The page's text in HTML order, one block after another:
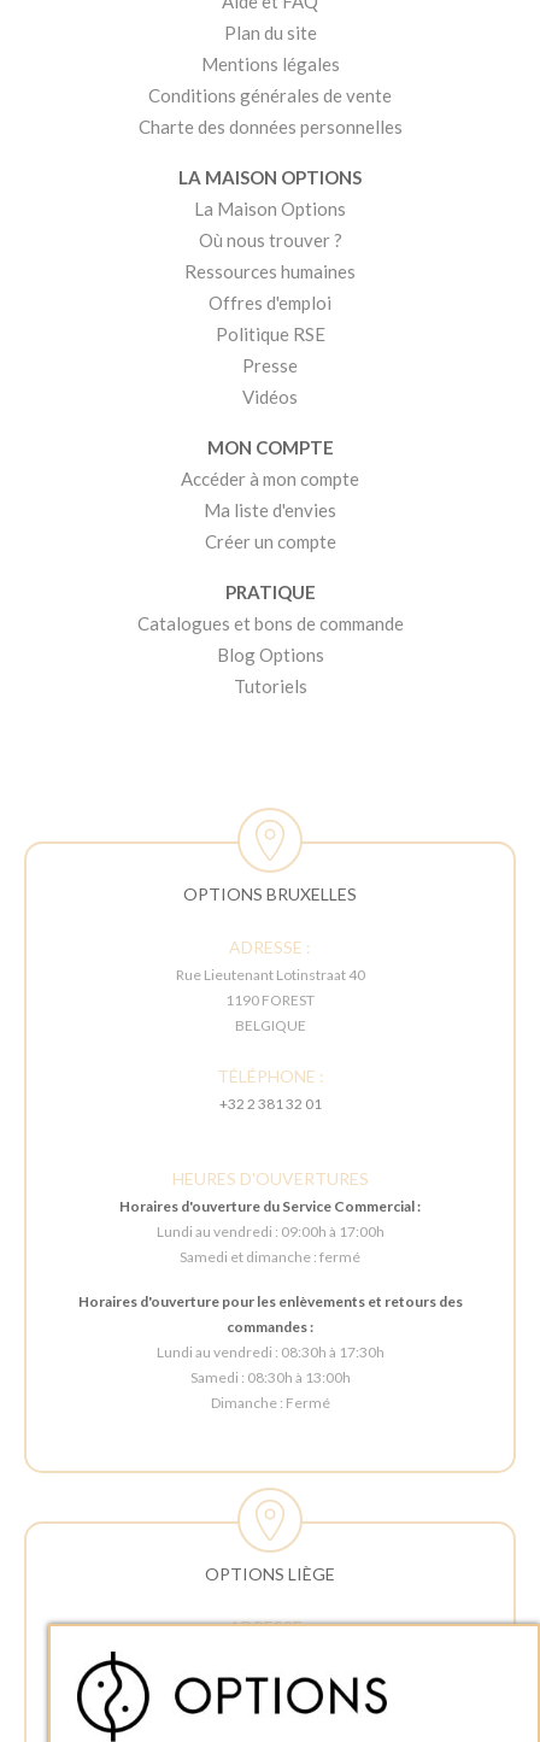
Plan du site
Mentions légales
Conditions générales de vente
Charte des données personnelles
LA MAISON OPTIONS
La Maison Options
Où nous trouver ?
Ressources humaines
Offres d'emploi
Politique RSE
Presse
Vidéos
MON COMPTE
Accéder à mon compte
Ma liste d'envies
Créer un compte
PRATIQUE
Catalogues et bons de commande
Blog Options
Tutoriels
OPTIONS BRUXELLES
ADRESSE :
Rue Lieutenant Lotinstraat 40
1190 FOREST
BELGIQUE
TÉLÉPHONE :
+32 2 381 32 01
HEURES D'OUVERTURES
Horaires d'ouverture du Service Commercial :
Lundi au vendredi : 09:00h à 17:00h
Samedi et dimanche : fermé
Horaires d'ouverture pour les enlèvements et retours des
commandes :
Lundi au vendredi : 08:30h à 17:30h
Samedi : 08:30h à 13:00h
Dimanche : Fermé
OPTIONS LIÈGE
ADRESSE :
4340 AWANS (Othée)
BELGIQUE